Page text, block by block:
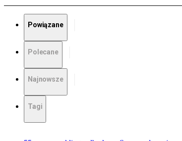
Powiązane
Polecane
Najnowsze
Tagi